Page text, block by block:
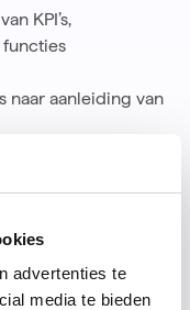
advertenties te
media te bieden
KPI’s,
naar aanleiding van
maar het kan in
bewerkstelligen.